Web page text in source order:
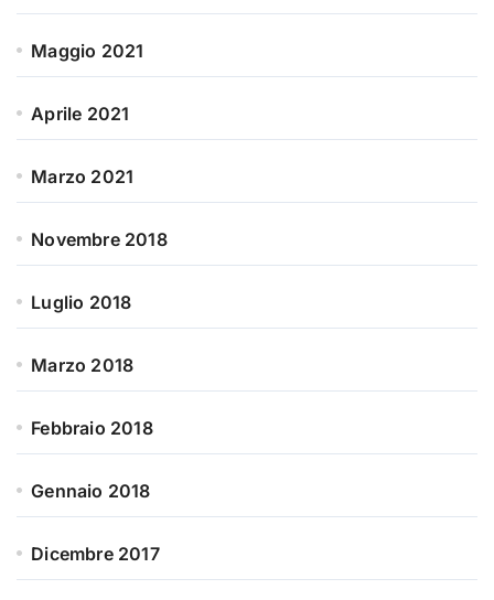
Maggio 2021
Aprile 2021
Marzo 2021
Novembre 2018
Luglio 2018
Marzo 2018
Febbraio 2018
Gennaio 2018
Dicembre 2017